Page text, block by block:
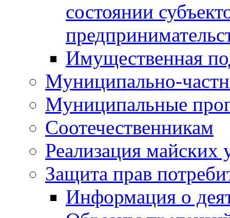
состоянии
Имущественная
Муниципально-
Муниципальные
Соотечественникам
Реализация майских
Защита прав
Информация о